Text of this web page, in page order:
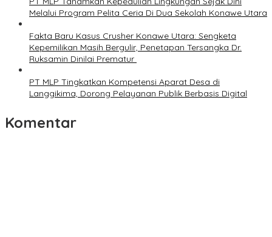
Melalui Program Pelita Ceria Di Dua Sekolah Konawe Utara
Fakta Baru Kasus Crusher Konawe Utara: Sengketa
Kepemilikan Masih Bergulir, Penetapan Tersangka Dr.
Ruksamin Dinilai Prematur
PT MLP Tingkatkan Kompetensi Aparat Desa di
Langgikima, Dorong Pelayanan Publik Berbasis Digital
Komentar